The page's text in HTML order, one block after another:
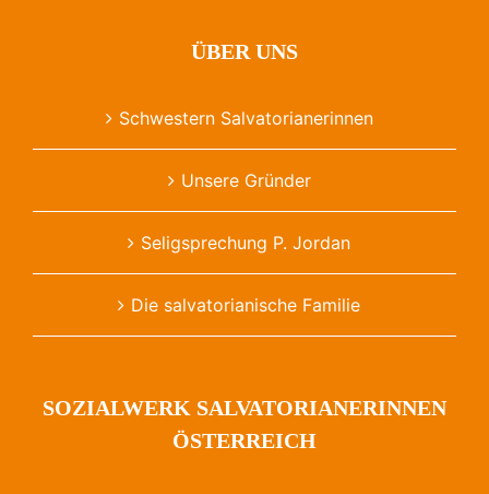
ÜBER UNS
Schwestern Salvatorianerinnen
Unsere Gründer
Seligsprechung P. Jordan
Die salvatorianische Familie
SOZIALWERK SALVATORIANERINNEN
ÖSTERREICH